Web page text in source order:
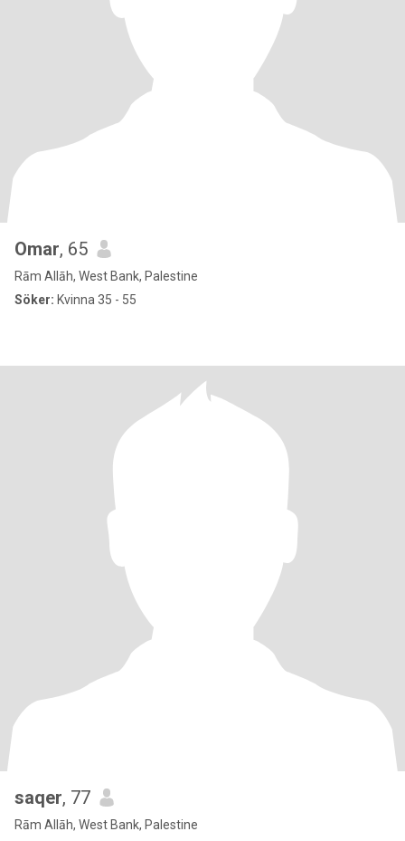
Omar, 65
Rām Allāh, West Bank, Palestine
Söker: Kvinna 35 - 55
saqer, 77
Rām Allāh, West Bank, Palestine